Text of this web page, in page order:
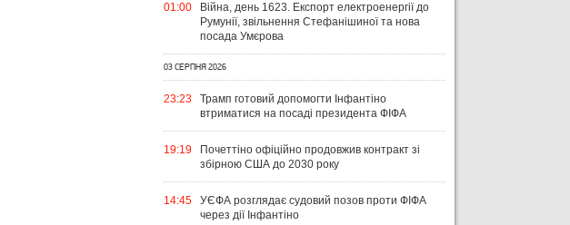
01:00
Війна, день 1623. Експорт електроенергії до
Румунії, звільнення Стефанішиної та нова
посада Умєрова
03 СЕРПНЯ 2026
23:23
Трамп готовий допомогти Інфантіно
втриматися на посаді президента ФІФА
19:19
Почеттіно офіційно продовжив контракт зі
збірною США до 2030 року
14:45
УЄФА розглядає судовий позов проти ФІФА
через дії Інфантіно